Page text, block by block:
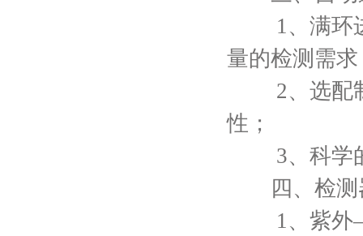
1、满环进
量的检测需求
2、选配制
性；
3、科学的
四、检测
1、紫外—